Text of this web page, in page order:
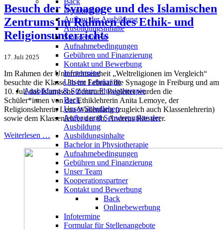
Neuigkeiten
Aufbau der Ausbildung
Ausbildungsinhalte
Stundentafeln
Aufnahmebedingungen
Gebühren und Finanzierung
Kontakt und Bewerbung
Infotermine
Unsere Lehrkräfte
Ausbildung & Studium Physiotherapie
Back
Unser Schulleben
Aufbau und Schwerpunkte der
Ausbildung
Ausbildungsinhalte
Bachelor in Physiotherapie
Aufnahmebedingungen
Gebühren und Finanzierung
Unser Team
Kooperationspartner
Kontakt und Bewerbung
Back
Onlinebewerbung
Infotermine
Formular für Stellenangebote
Besuch der Synagoge und des Islamischen
Zentrums im Rahmen des Ethik- und
Religionsunterrichts
17. Juli 2025
Im Rahmen der Unterrichtseinheit „Weltreligionen im Vergleich“
besuchte die Klasse 8b im Februar die Synagoge in Freiburg und am
10. Juli das Islamische Zentrum. Begleitet wurden die
Schüler*innen von der Ethiklehrerin Anita Lemoye, der
Religionslehrerin Lena Wallenfang (zugleich auch Klassenlehrerin)
sowie dem Klassenlehrer der 8b, Andreas Riesterer.
Weiterlesen …